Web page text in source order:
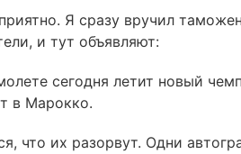
Я сразу вручил
и тут объявляют:
сегодня летит новый
в Марокко.
что их разорвут. Одни